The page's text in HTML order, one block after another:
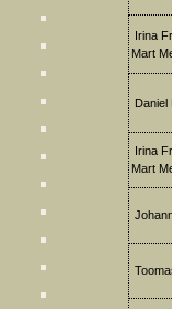
Irina
Mart
Daniel
Irina
Mart